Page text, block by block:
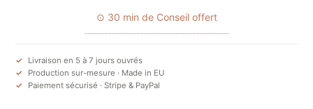
⊙ 30 min de Conseil offert
Livraison en 5 à 7 jours ouvrés
Production sur-mesure · Made in EU
Paiement sécurisé · Stripe & PayPal